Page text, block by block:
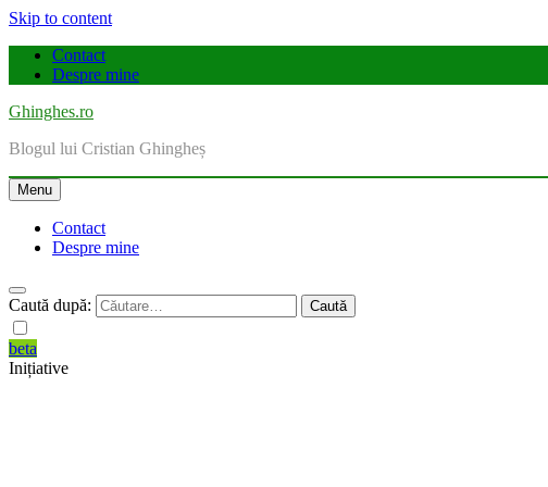
Skip to content
Contact
Despre mine
Ghinghes.ro
Blogul lui Cristian Ghingheș
Menu
Contact
Despre mine
Caută după:
beta
Inițiative